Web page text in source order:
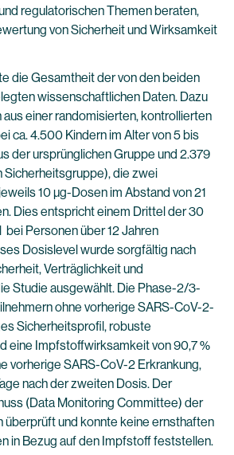
regulatorischen Themen beraten,
von Sicherheit und Wirksamkeit
die Gesamtheit der von den beiden
wissenschaftlichen Daten. Dazu
aus einer randomisierten, kontrollierten
ca. 4.500 Kindern im Alter von 5 bis
der ursprünglichen Gruppe und 2.379
Sicherheitsgruppe), die zwei
10 µg-Dosen im Abstand von 21
Dies entspricht einem Drittel der 30
Personen über 12 Jahren
Dosislevel wurde sorgfältig nach
Verträglichkeit und
Studie ausgewählt. Die Phase-2/3-
ohne vorherige SARS-CoV-2-
Sicherheitsprofil, robuste
eine Impfstoffwirksamkeit von 90,7 %
vorherige SARS-CoV-2 Erkrankung,
nach der zweiten Dosis. Der
(Data Monitoring Committee) der
überprüft und konnte keine ernsthaften
in Bezug auf den Impfstoff feststellen.